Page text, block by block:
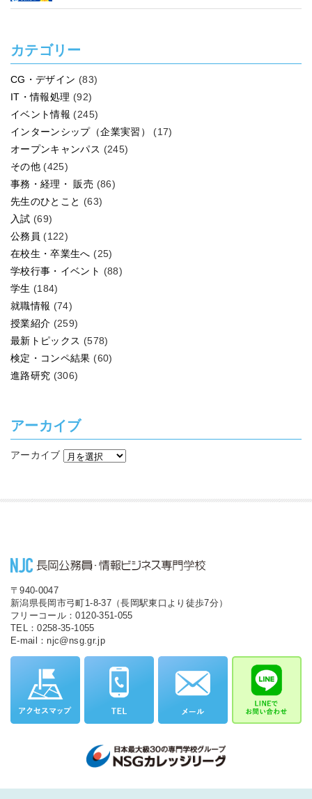
う！
カテゴリー
CG・デザイン (83)
IT・情報処理 (92)
イベント情報 (245)
インターンシップ（企業実習）
(17)
オープンキャンパス (245)
その他 (425)
事務・経理・ 販売 (86)
先生のひとこと (63)
入試 (69)
公務員 (122)
在校生・卒業生へ (25)
学校行事・イベント (88)
学生 (184)
就職情報 (74)
授業紹介 (259)
最新トピックス (578)
検定・コンペ結果 (60)
進路研究 (306)
アーカイブ
アーカイブ
〒940-0047
新潟県長岡市弓町1-8-37（長岡駅東口より徒歩7分）
フリーコール：0120-351-055
TEL：0258-35-1055
E-mail：njc@nsg.gr.jp